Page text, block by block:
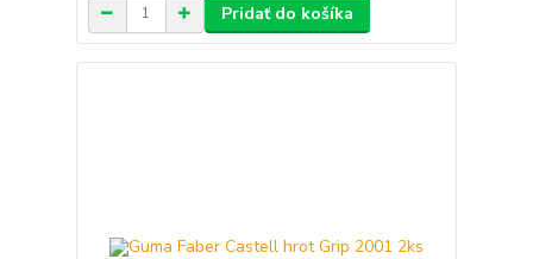
Pridať do košíka